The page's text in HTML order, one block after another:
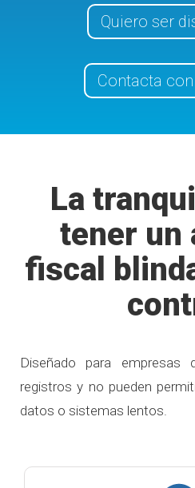
Quiero ser
Contacta
La
tener un
fiscal
Diseñado para empresas
registros y no pueden
datos o sistemas lentos.